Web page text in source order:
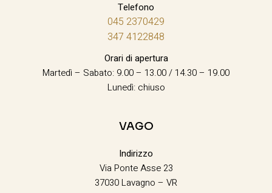
Telefono
045 2370429
347 4122848
Orari di apertura
Martedì – Sabato: 9.00 – 13.00 / 14.30 – 19.00
Lunedì: chiuso
VAGO
Indirizzo
Via Ponte Asse 23
37030 Lavagno – VR